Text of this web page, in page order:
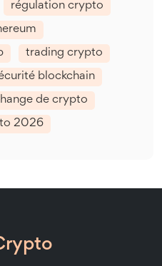
régulation crypto
trading crypto
blockchain
de crypto
2026